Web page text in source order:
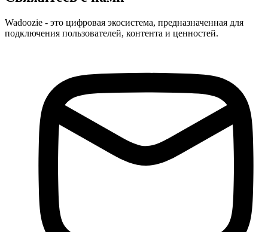
Wadoozie - это цифровая экосистема, предназначенная для
подключения пользователей, контента и ценностей.